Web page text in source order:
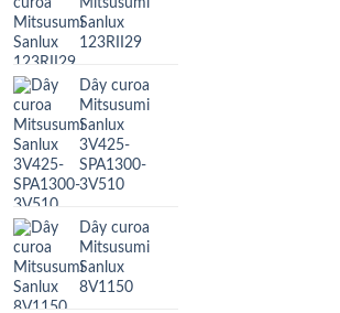
Sanlux
123RII29
Dây curoa
Mitsusumi
Sanlux
3V425-
SPA1300-
3V510
Dây curoa
Mitsusumi
Sanlux
8V1150